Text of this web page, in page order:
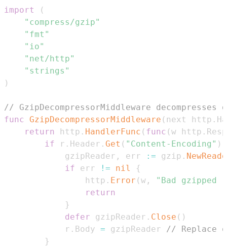
import
(
"compress/gzip"
"fmt"
"io"
"net/http"
"strings"
)
// GzipDecompressorMiddleware
func GzipDecompressorMiddleware ( next http .
return
http . HandlerFunc ( func (w http .
if r . Header . Get ( "Content-Encoding" )
			gzipReader
, err := gzip .
if err != nil
{
				http
. Error (w ,
"Bad gzipped
return
}
defer gzipReader . Close ( )
			r
. Body = gzipReader // Replace
}